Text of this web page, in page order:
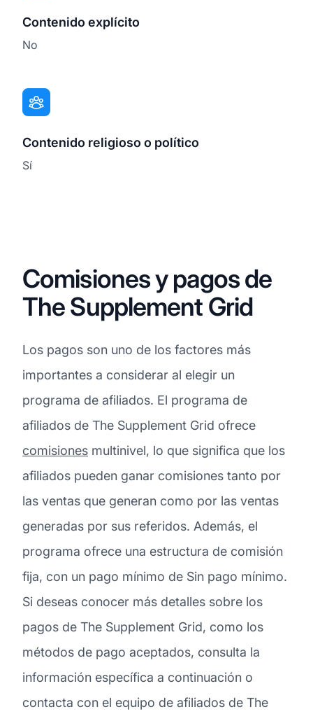
Contenido explícito
No
Contenido religioso o político
Sí
Comisiones y pagos de
The Supplement Grid
Los pagos son uno de los factores más
importantes a considerar al elegir un
programa de afiliados. El programa de
afiliados de The Supplement Grid ofrece
comisiones multinivel, lo que significa que los
afiliados pueden ganar comisiones tanto por
las ventas que generan como por las ventas
generadas por sus referidos. Además, el
programa ofrece una estructura de comisión
fija, con un pago mínimo de Sin pago mínimo.
Si deseas conocer más detalles sobre los
pagos de The Supplement Grid, como los
métodos de pago aceptados, consulta la
información específica a continuación o
contacta con el equipo de afiliados de The